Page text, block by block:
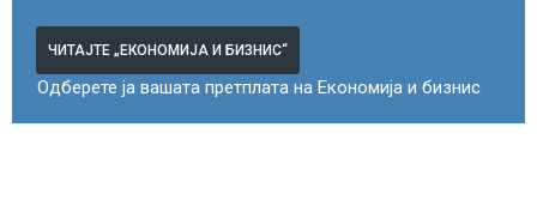
ЧИТАЈТЕ „ЕКОНОМИЈА И БИЗНИС“
Одберете ја вашата претплата на Економија и бизнис